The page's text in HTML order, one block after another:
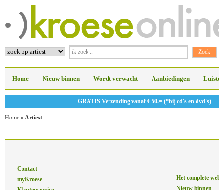
Home Nieuw binnen Wordt verwacht Aanbiedingen
GRATIS Verzending vanaf € 50.= (*bij cd's en dvd's)
Home » Artiest
Contact
myKroese
Het complete
Nieuw binnen